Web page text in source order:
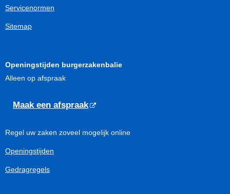
Servicenormen
Sitemap
Openingstijden burgerzakenbalie
Alleen op afspraak
Maak een afspraak
Regel uw zaken zoveel mogelijk online
Openingstijden
Gedragregels